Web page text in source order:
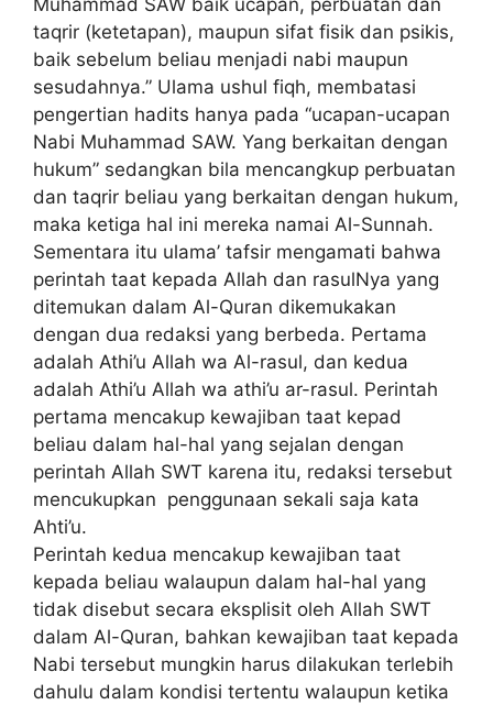
Muhammad SAW baik ucapan, perbuatan dan
taqrir (ketetapan), maupun sifat fisik dan psikis,
baik sebelum beliau menjadi nabi maupun
sesudahnya.” Ulama ushul fiqh, membatasi
pengertian hadits hanya pada “ucapan-ucapan
Nabi Muhammad SAW. Yang berkaitan dengan
hukum” sedangkan bila mencangkup perbuatan
dan taqrir beliau yang berkaitan dengan hukum,
maka ketiga hal ini mereka namai Al-Sunnah.
Sementara itu ulama’ tafsir mengamati bahwa
perintah taat kepada Allah dan rasulNya yang
ditemukan dalam Al-Quran dikemukakan
dengan dua redaksi yang berbeda. Pertama
adalah Athi’u Allah wa Al-rasul, dan kedua
adalah Athi’u Allah wa athi’u ar-rasul. Perintah
pertama mencakup kewajiban taat kepad
beliau dalam hal-hal yang sejalan dengan
perintah Allah SWT karena itu, redaksi tersebut
mencukupkan penggunaan sekali saja kata
Ahti’u.
Perintah kedua mencakup kewajiban taat
kepada beliau walaupun dalam hal-hal yang
tidak disebut secara eksplisit oleh Allah SWT
dalam Al-Quran, bahkan kewajiban taat kepada
Nabi tersebut mungkin harus dilakukan terlebih
dahulu dalam kondisi tertentu walaupun ketika